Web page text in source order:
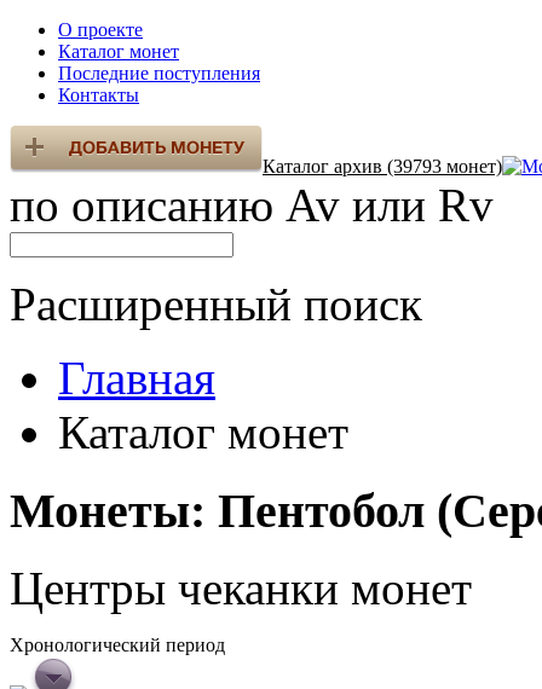
О проекте
Каталог монет
Последние поступления
Контакты
Каталог архив (39793 монет)
по описанию Av или Rv
Расширенный поиск
Главная
Каталог монет
Монеты: Пентобол
Центры чеканки монет
Хронологический период